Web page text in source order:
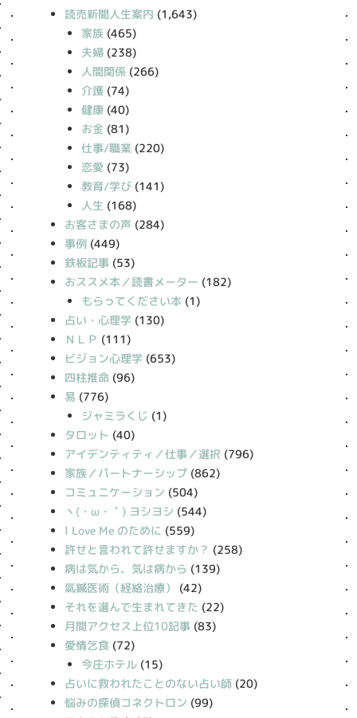
読売新聞人生案内 (1,643)
家族(465)
夫婦(238)
人間関係(266)
介護 (74)
健康(40)
お金(81)
仕事/職業 (220)
恋愛 (73)
教育/学び(141)
人生 (168)
お客さまの声 (284)
事例 (449)
鉄板記事 (53)
おススメ本／読書メーター (182)
もらってください本(1)
占い・心理学 (130)
ＮＬＰ (111)
ビジョン心理学 (653)
四柱推命 (96)
易 (776)
ジャミラくじ (1)
タロット (40)
アイデンティティ／仕事／選択 (796)
家族／パートナーシップ (862)
コミュニケーション (504)
丶(・ω・｀) ヨシヨシ (544)
I Love Me のために (559)
許せと言われて許せますか？ (258)
病は気から、気は病から (139)
氣鍼医術（経絡治療）
(42)
それを選んで生まれてきた (22)
月間アクセス上位10記事 (83)
愛情乞食 (72)
今庄ホテル(15)
占いに救われたことのない占い師 (20)
悩みの探偵コネクトロン (99)